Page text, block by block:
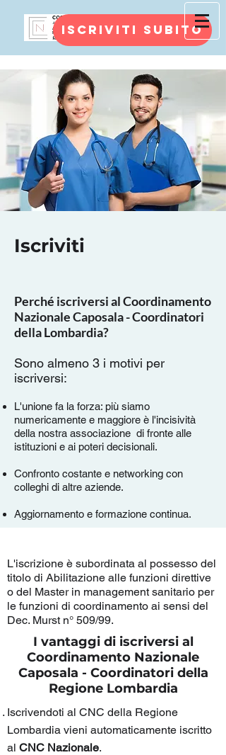
Iscriviti subito
Iscriviti
Perché iscriversi al Coordinamento
Nazionale Caposala - Coordinatori
della Lombardia?
Sono almeno 3 i motivi per
iscriversi:
L'unione fa la forza: più siamo
numericamente e maggiore è l'incisività
della nostra associazione di fronte alle
istituzioni e ai poteri decisionali.
Confronto costante e networking con
colleghi di altre aziende.
Aggiornamento e formazione continua.
L'iscrizione è subordinata al possesso del
titolo di Abilitazione alle funzioni direttive
o del Master in management sanitario per
le funzioni di coordinamento ai sensi del
Dec. Murst n° 509/99.
I vantaggi di iscriversi al
Coordinamento Nazionale
Caposala - Coordinatori della
Regione Lombardia
Iscrivendoti al CNC della Regione
Lombardia vieni automaticamente iscritto
al CNC Nazionale.